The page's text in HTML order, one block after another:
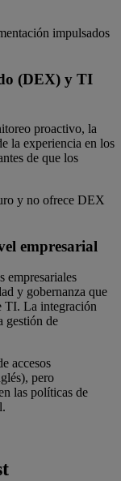
impulsados
(DEX) y TI
proactivo, la
la experiencia en los
de que los
y no ofrece DEX
empresarial
empresariales
y gobernanza que
TI. La integración
gestión de
accesos
pero
las políticas de